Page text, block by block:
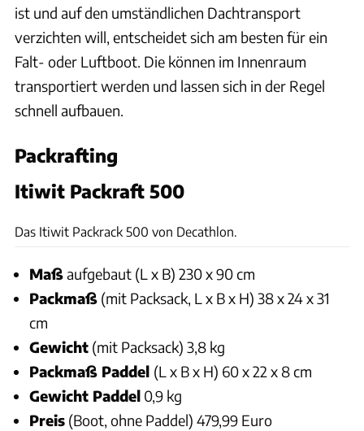
ist und auf den umständlichen Dachtransport
verzichten will, entscheidet sich am besten für ein
Falt- oder Luftboot. Die können im Innenraum
transportiert werden und lassen sich in der Regel
schnell aufbauen.
Packrafting
Itiwit Packraft 500
Das Itiwit Packrack 500 von Decathlon.
Maßaufgebaut (L x B) 230 x 90 cm
Packmaß (mit Packsack, L x B x H) 38 x 24 x 31
cm
Gewicht (mit Packsack) 3,8 kg
Packmaß Paddel (L x B x H) 60 x 22 x 8 cm
Gewicht Paddel 0,9 kg
Preis (Boot, ohne Paddel) 479,99 Euro